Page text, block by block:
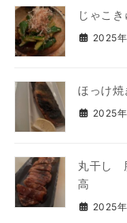
じゃこ
2025
ほっけ焼
2025
丸干し
高
2025